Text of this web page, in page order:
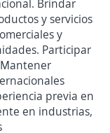
Brindar
y servicios
y
Participar
previa en
en industrias,